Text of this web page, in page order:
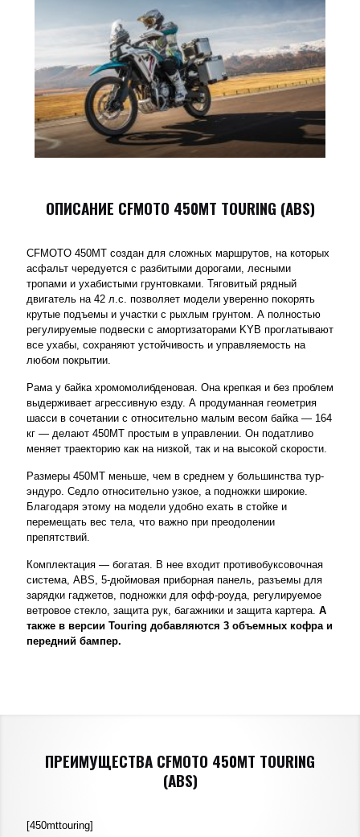
ОПИСАНИЕ CFMOTO 450MT TOURING (ABS)
CFMOTO 450MT создан для сложных маршрутов, на которых
асфальт чередуется с разбитыми дорогами, лесными
тропами и ухабистыми грунтовками. Тяговитый рядный
двигатель на 42 л.с. позволяет модели уверенно покорять
крутые подъемы и участки с рыхлым грунтом. А полностью
регулируемые подвески с амортизаторами KYB проглатывают
все ухабы, сохраняют устойчивость и управляемость на
любом покрытии.
Рама у байка хромомолибденовая. Она крепкая и без проблем
выдерживает агрессивную езду. А продуманная геометрия
шасси в сочетании с относительно малым весом байка — 164
кг — делают 450MT простым в управлении. Он податливо
меняет траекторию как на низкой, так и на высокой скорости.
Размеры 450MT меньше, чем в среднем у большинства тур-
эндуро. Седло относительно узкое, а подножки широкие.
Благодаря этому на модели удобно ехать в стойке и
перемещать вес тела, что важно при преодолении
препятствий.
Комплектация — богатая. В нее входит противобуксовочная
система, ABS, 5-дюймовая приборная панель, разъемы для
зарядки гаджетов, подножки для офф-роуда, регулируемое
ветровое стекло, защита рук, багажники и защита картера. А
также в версии Touring добавляются 3 объемных кофра и
передний бампер.
ПРЕИМУЩЕСТВА CFMOTO 450MT TOURING
(ABS)
[450mttouring]